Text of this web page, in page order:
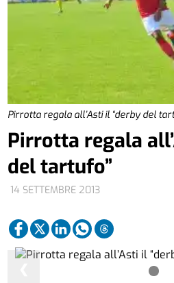
Pirrotta regala all’Asti il “derby del
14 SETTEMBRE 2013
Pirrotta regala
del tartufo”